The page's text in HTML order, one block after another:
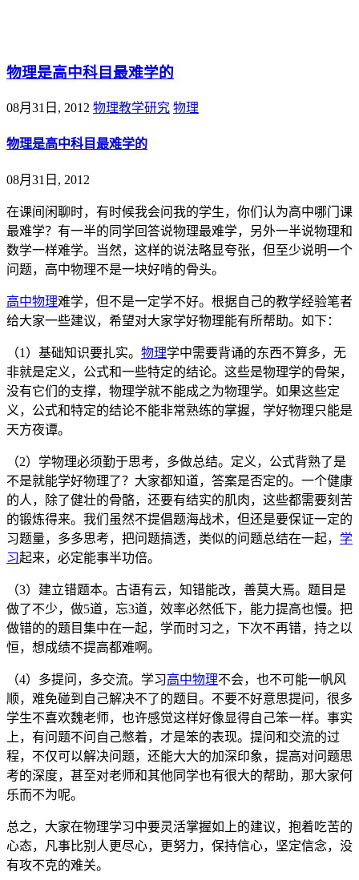
物理是高中科目最难学的
08月31日, 2012 物理教学研究 物理
物理是高中科目最难学的
08月31日, 2012
在课间闲聊时，有时候我会问我的学生，你们认为高中哪门课
最难学？有一半的同学回答说物理最难学，另外一半说物理和
数学一样难学。当然，这样的说法略显夸张，但至少说明一个
问题，高中物理不是一块好啃的骨头。
高中物理难学，但不是一定学不好。根据自己的教学经验笔者
给大家一些建议，希望对大家学好物理能有所帮助。如下：
（1）基础知识要扎实。 物理学中需要背诵的东西不算多，无
非就是定义，公式和一些特定的结论。这些是物理学的骨架，
没有它们的支撑，物理学就不能成之为物理学。如果这些定
义，公式和特定的结论不能非常熟练的掌握，学好物理只能是
天方夜谭。
（2）学物理必须勤于思考，多做总结。定义，公式背熟了是
不是就能学好物理了？大家都知道，答案是否定的。一个健康
的人，除了健壮的骨骼，还要有结实的肌肉，这些都需要刻苦
的锻炼得来。我们虽然不提倡题海战术，但还是要保证一定的
习题量，多多思考，把问题搞透，类似的问题总结在一起， 学
习起来，必定能事半功倍。
（3）建立错题本。古语有云，知错能改，善莫大焉。题目是
做了不少，做5道，忘3道，效率必然低下，能力提高也慢。把
做错的的题目集中在一起，学而时习之，下次不再错，持之以
恒，想成绩不提高都难啊。
（4）多提问，多交流。学习高中物理不会，也不可能一帆风
顺，难免碰到自己解决不了的题目。不要不好意思提问，很多
学生不喜欢魏老师，也许感觉这样好像显得自己笨一样。事实
上，有问题不问自己憋着，才是笨的表现。提问和交流的过
程，不仅可以解决问题，还能大大的加深印象，提高对问题思
考的深度，甚至对老师和其他同学也有很大的帮助，那大家何
乐而不为呢。
总之，大家在物理学习中要灵活掌握如上的建议，抱着吃苦的
心态，凡事比别人更尽心，更努力，保持信心，坚定信念，没
有攻不克的难关。